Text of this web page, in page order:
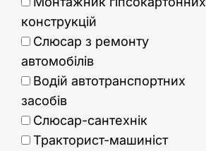
конструкцій
Слюсар з ремонту
автомобілів
Водій автотранспортних
засобів
Слюсар-сантехнік
Тракторист-машиніст